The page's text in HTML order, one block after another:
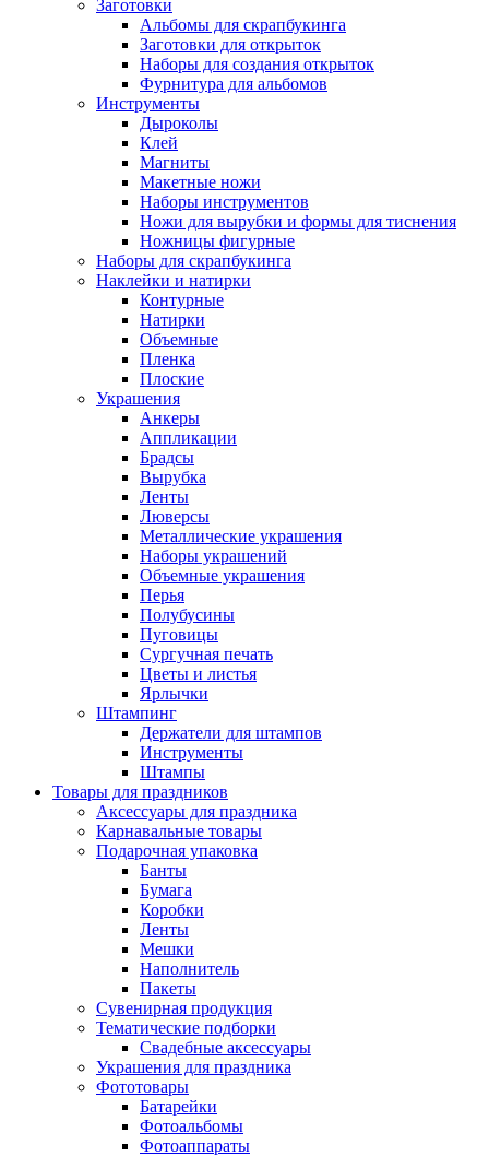
Заготовки
Альбомы для скрапбукинга
Заготовки для открыток
Наборы для создания открыток
Фурнитура для альбомов
Инструменты
Дыроколы
Клей
Магниты
Макетные ножи
Наборы инструментов
Ножи для вырубки и формы для тиснения
Ножницы фигурные
Наборы для скрапбукинга
Наклейки и натирки
Контурные
Натирки
Объемные
Пленка
Плоские
Украшения
Анкеры
Аппликации
Брадсы
Вырубка
Ленты
Люверсы
Металлические украшения
Наборы украшений
Объемные украшения
Перья
Полубусины
Пуговицы
Сургучная печать
Цветы и листья
Ярлычки
Штампинг
Держатели для штампов
Инструменты
Штампы
Товары для праздников
Аксессуары для праздника
Карнавальные товары
Подарочная упаковка
Банты
Бумага
Коробки
Ленты
Мешки
Наполнитель
Пакеты
Сувенирная продукция
Тематические подборки
Свадебные аксессуары
Украшения для праздника
Фототовары
Батарейки
Фотоальбомы
Фотоаппараты